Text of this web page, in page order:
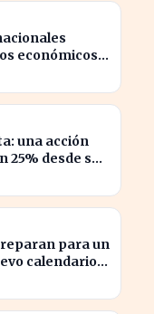
económicos
una acción
25% desde su
para un
calendario